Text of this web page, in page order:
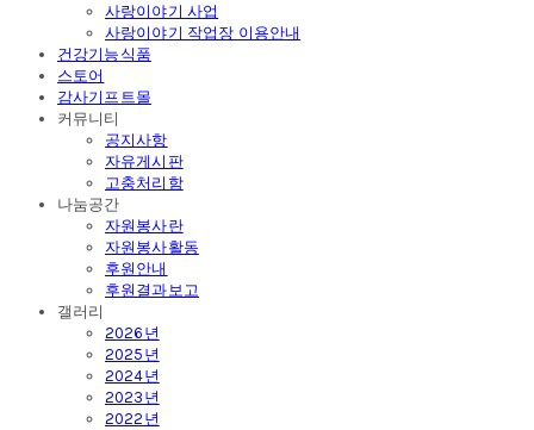
사랑이야기 사업
사랑이야기 작업장 이용안내
건강기능식품
스토어
감사기프트몰
커뮤니티
공지사항
자유게시판
고충처리함
나눔공간
자원봉사란
자원봉사활동
후원안내
후원결과보고
갤러리
2026년
2025년
2024년
2023년
2022년